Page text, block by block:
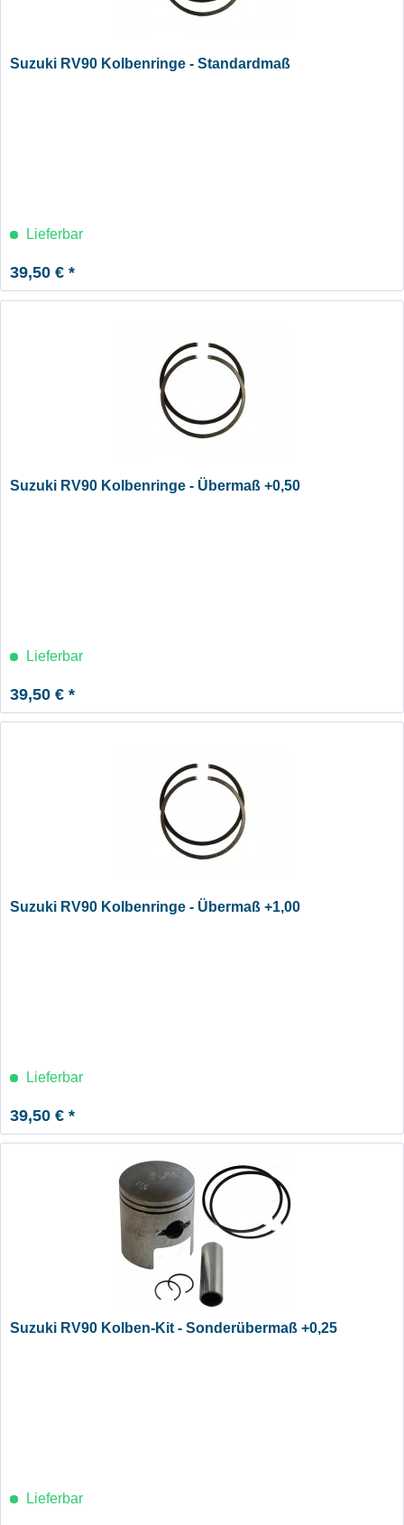
Suzuki RV90 Kolbenringe - Standardmaß
Lieferbar
39,50 € *
Suzuki RV90 Kolbenringe - Übermaß +0,50
Lieferbar
39,50 € *
Suzuki RV90 Kolbenringe - Übermaß +1,00
Lieferbar
39,50 € *
Suzuki RV90 Kolben-Kit - Sonderübermaß +0,25
Lieferbar